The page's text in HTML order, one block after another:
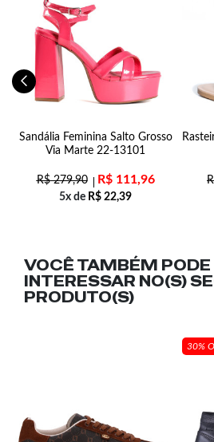
Sandália Feminina Salto Grosso
Via Marte 22-13101
R$279,90 R$111,96
5x de R$ 22,39
VOCÊ TAMBÉM PODE
INTERESSAR NO(S)
PRODUTO(S)
30%